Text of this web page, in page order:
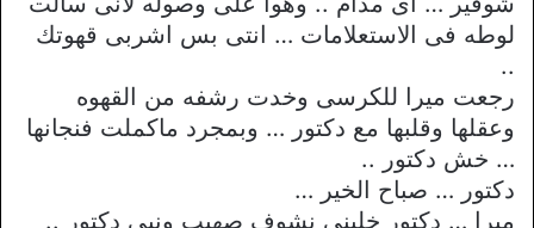
لوطه فى الاستعلامات … انتى بس اشربى قهوتك
..
رجعت ميرا للكرسى وخدت رشفه من القهوه
وعقلها وقلبها مع دكتور … وبمجرد ماكملت فنجانها
… خش دكتور ..
دكتور … صباح الخير …
ميرا … دكتور خلينى نشوف صهيب ونبى دكتور ..